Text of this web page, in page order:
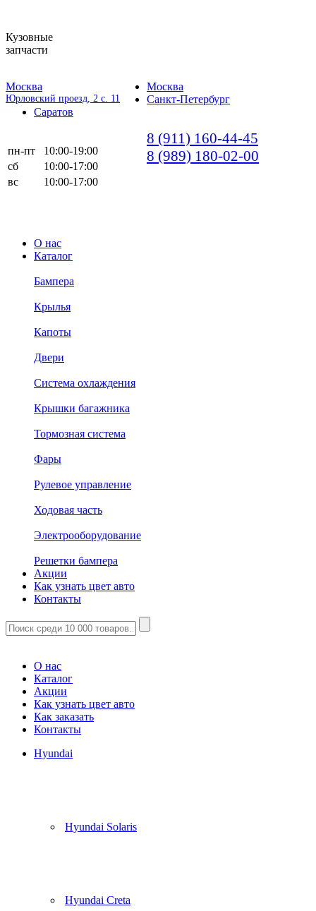
Кузовные
запчасти
Москва
Юрловский проезд, 2 с. 11
Москва
Санкт-Петербург
Саратов
8 (911) 160-44-45
8 (989) 180-02-00
пн-пт
10:00-19:00
сб
10:00-17:00
вс
10:00-17:00
О нас
Каталог
Бампера
Крылья
Капоты
Двери
Система охлаждения
Крышки багажника
Тормозная система
Фары
Рулевое управление
Ходовая часть
Электрооборудование
Решетки бампера
Акции
Как узнать цвет авто
Контакты
О нас
Каталог
Акции
Как узнать цвет авто
Как заказать
Контакты
Hyundai
Hyundai Solaris
Hyundai Creta